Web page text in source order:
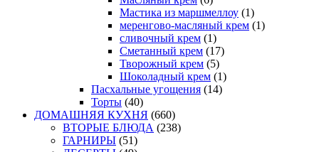
Мастика из маршмеллоу (1)
меренгово-масляный крем (1)
сливочный крем (1)
Сметанный крем (17)
Творожный крем (5)
Шоколадный крем (1)
Пасхальные угощения (14)
Торты (40)
ДОМАШНЯЯ КУХНЯ (660)
ВТОРЫЕ БЛЮДА (238)
ГАРНИРЫ (51)